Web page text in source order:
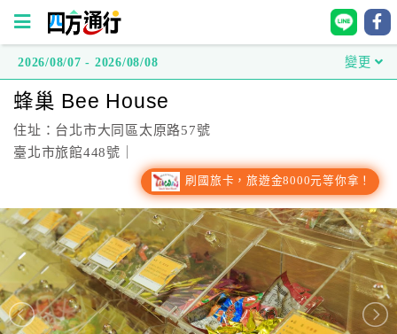
方
通
行
台
灣
訂
房
2026/08/07 - 2026/08/08 變更
蜂巢 Bee House
住址：台北市大同區太原路57號
臺北市旅館448號｜
刷國旅卡，旅遊金8000元等你拿！